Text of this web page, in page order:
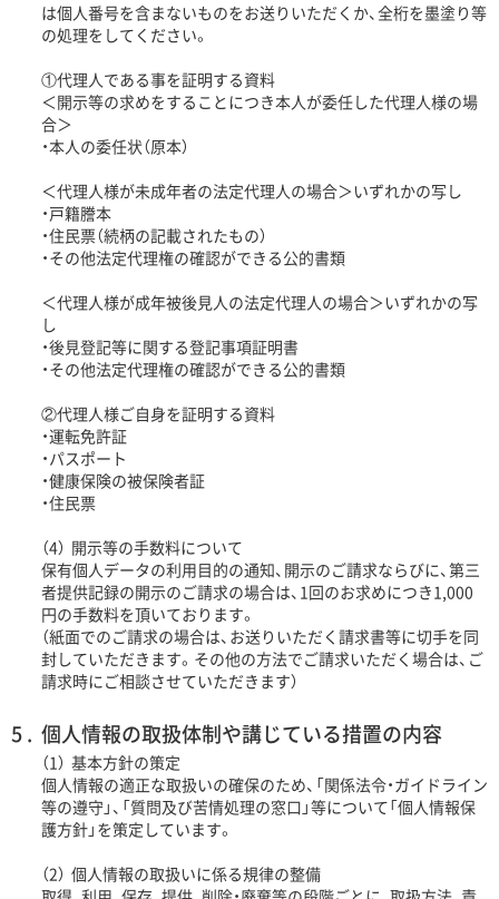
は個人番号を含まないものをお送りいただくか、全桁を墨塗り等
の処理をしてください。
①代理人である事を証明する資料
＜開示等の求めをすることにつき本人が委任した代理人様の場
合＞
・本人の委任状（原本）
＜代理人様が未成年者の法定代理人の場合＞いずれかの写し
・戸籍謄本
・住民票（続柄の記載されたもの）
・その他法定代理権の確認ができる公的書類
＜代理人様が成年被後見人の法定代理人の場合＞いずれかの写
し
・後見登記等に関する登記事項証明書
・その他法定代理権の確認ができる公的書類
②代理人様ご自身を証明する資料
・運転免許証
・パスポート
・健康保険の被保険者証
・住民票
（4）
開示等の手数料について
保有個人データの利用目的の通知、開示のご請求ならびに、第三
者提供記録の開示のご請求の場合は、1回のお求めにつき1,000
円の手数料を頂いております。
（紙面でのご請求の場合は、お送りいただく請求書等に切手を同
封していただきます。その他の方法でご請求いただく場合は、ご
請求時にご相談させていただきます）
個人情報の取扱体制や講じている措置の内容
（1） 基本方針の策定
個人情報の適正な取扱いの確保のため、「関係法令・ガイドライン
等の遵守」、「質問及び苦情処理の窓口」等について「個人情報保
護方針」を策定しています。
（2） 個人情報の取扱いに係る規律の整備